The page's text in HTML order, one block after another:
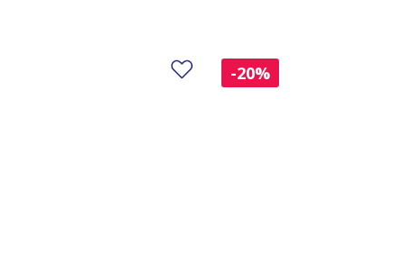
Добави в любими
-20%